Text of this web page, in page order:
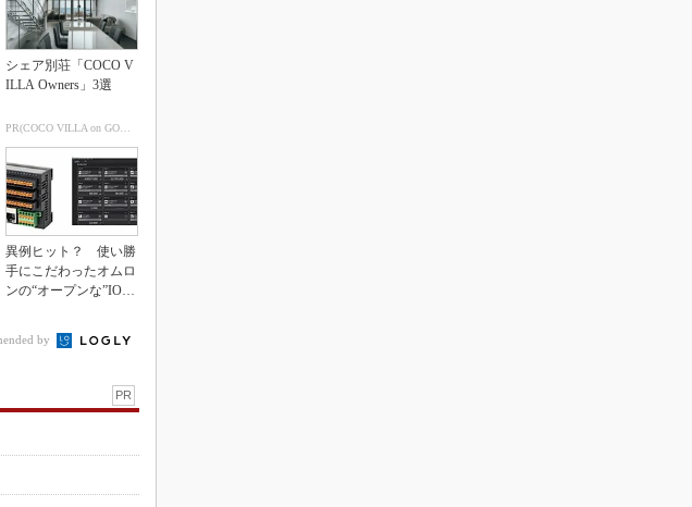
シェア別荘「COCO V
ILLA Owners」3選
PR(COCO VILLA on GOETHE)
異例ヒット？ 使い勝
手にこだわったオムロ
ンの“オープンな”IO-L
by
PR